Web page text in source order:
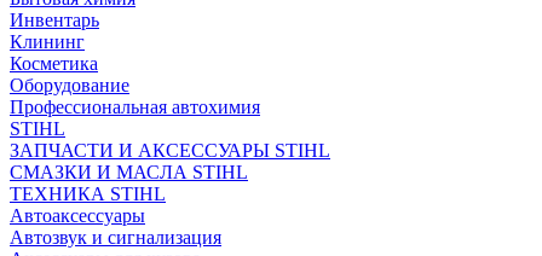
Инвентарь
Клининг
Косметика
Оборудование
Профессиональная автохимия
STIHL
ЗАПЧАСТИ И АКСЕССУАРЫ STIHL
СМАЗКИ И МАСЛА STIHL
ТЕХНИКА STIHL
Автоаксессуары
Автозвук и сигнализация